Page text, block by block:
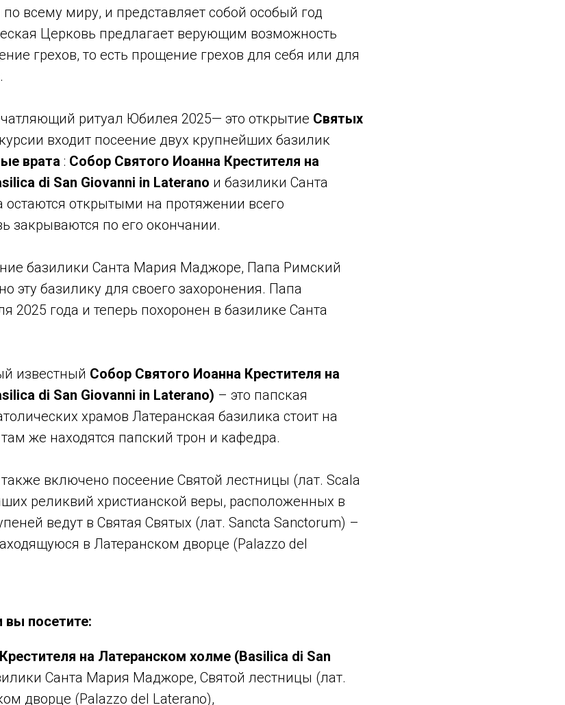
всему миру, и представляет собой особый год
Церковь предлагает верующим возможность
грехов, то есть прощение грехов для себя или для
ритуал Юбилея 2025— это открытие Святых
входит посеение двух крупнейших базилик
врата : Собор Святого Иоанна Крестителя на
di San Giovanni in Laterano и базилики Санта
открытыми на протяжении всего
закрываются по его окончании.
базилики Санта Мария Маджоре, Папа Римский
эту базилику для своего захоронения. Папа
2025 года и теперь похоронен в базилике Санта
известный Собор Святого Иоанна Крестителя на
di San Giovanni in Laterano) – это папская
храмов Латеранская базилика стоит на
же находятся папский трон и кафедра.
включено посеение Святой лестницы (лат. Scala
реликвий христианской веры, расположенных в
ведут в Святая Святых (лат. Sancta Sanctorum) –
в Латеранском дворце (Palazzo del
вы посетите:
на Латеранском холме (Basilica di San
Санта Мария Маджоре, Святой лестницы (лат.
дворце (Palazzo del Laterano),